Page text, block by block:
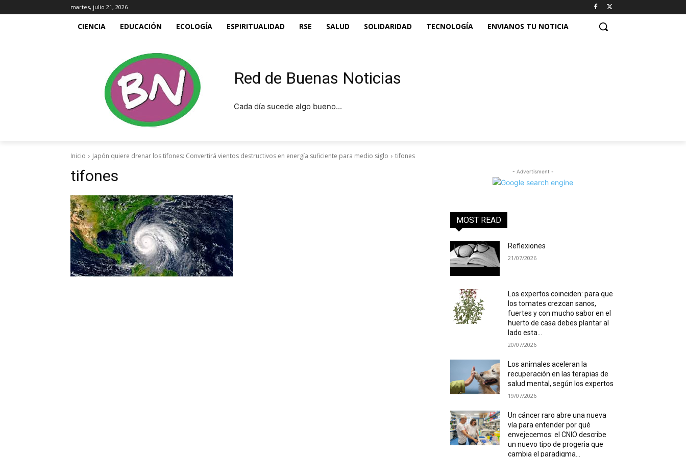
martes, julio 21, 2026
CIENCIA EDUCACIÓN ECOLOGÍA ESPIRITUALIDAD RSE SALUD SOLIDARIDAD TECNOLOGÍA ENVIANOS TU NOTICIA
Red de Buenas Noticias
Cada día sucede algo bueno...
Inicio Japón quiere drenar los tifones: Convertirá vientos destructivos en energía suficiente para medio siglo tifones
tifones - Advertisment -
MOST READ
Reflexiones
21/07/2026
Los expertos coinciden: para que
los tomates crezcan sanos,
fuertes y con mucho sabor en el
huerto de casa debes plantar al
lado esta...
20/07/2026
Los animales aceleran la
recuperación en las terapias de
salud mental, según los expertos
19/07/2026
Un cáncer raro abre una nueva
vía para entender por qué
envejecemos: el CNIO describe
un nuevo tipo de progeria que
cambia el paradigma...